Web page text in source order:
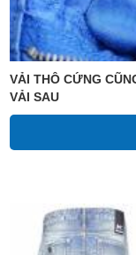
VẢI THÔ CỨNG
VẢI SAU